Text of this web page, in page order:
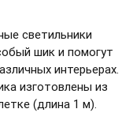
светильники
шик и помогут
интерьерах.
изготовлены из
(длина 1 м).